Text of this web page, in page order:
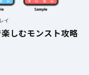
イ
しむモンスト攻略